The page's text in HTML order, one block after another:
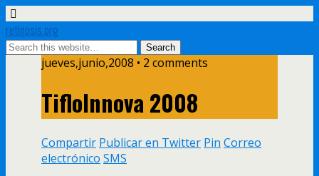
retinosis.org
jueves,junio,2008 • 2 comments
TifloInnova 2008
Compartir Publicar en Twitter Pin Correo
electrónico SMS